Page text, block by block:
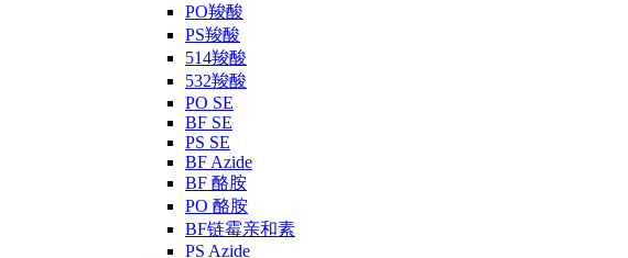
PO羧酸
PS羧酸
514羧酸
532羧酸
PO SE
BF SE
PS SE
BF Azide
BF 酪胺
PO 酪胺
BF链霉亲和素
PS Azide